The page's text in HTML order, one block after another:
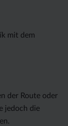
mit dem
der Route oder
jedoch die